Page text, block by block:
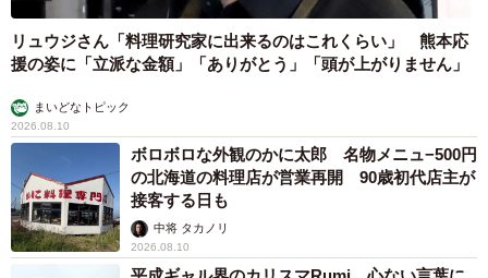
リュウジさん「料理研究家に出来るのはこれくらい」 熊本応
援の姿に「立派な金額」「ありがとう」「頭が上がりません」
まいどなトピック
2026.08.10
ボロボロな外観のかに太郎 名物メニュ−500円
の北海道の料理店が営業再開 90歳初代店主が
接客する日も
中将 タカノリ
2026.08.10